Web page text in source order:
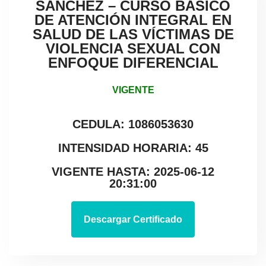
SÁNCHEZ – CURSO BÁSICO
DE ATENCIÓN INTEGRAL EN
SALUD DE LAS VÍCTIMAS DE
VIOLENCIA SEXUAL CON
ENFOQUE DIFERENCIAL
VIGENTE
CEDULA: 1086053630
INTENSIDAD HORARIA: 45
VIGENTE HASTA: 2025-06-12
20:31:00
Descargar Certificado